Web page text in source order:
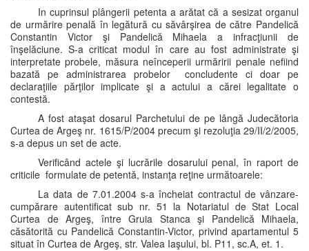
In cuprinsul plângerii petenta a arătat că a sesizat organul
de urmărire penală în legătură cu săvârşirea de către Pandelică
Constantin Victor şi Pandelică Mihaela a infracţiunii de
înşelăciune. S-a criticat modul în care au fost administrate şi
interpretate probele, măsura neînceperii urmăririi penale nefiind
bazată pe administrarea probelor concludente ci doar pe
declaraţiile părţilor implicate şi a actului a cărei legalitate o
contestă.
A fost ataşat dosarul Parchetului de pe lângă Judecătoria
Curtea de Argeş nr. 1615/P/2004 precum şi rezoluţia 29/II/2/2005,
s-a depus un set de acte.
Verificând actele şi lucrările dosarului penal, în raport de
criticile formulate de petentă, instanţa reţine următoarele:
La data de 7.01.2004 s-a încheiat contractul de vânzare-
cumpărare autentificat sub nr. 51 la Notariatul de Stat Local
Curtea de Argeş, între Gruia Stanca şi Pandelică Mihaela,
căsătorită cu Pandelică Constantin-Victor, privind apartamentul 5
situat în Curtea de Argeş, str. Valea Iaşului, bl. P11, sc.A, et. 1.